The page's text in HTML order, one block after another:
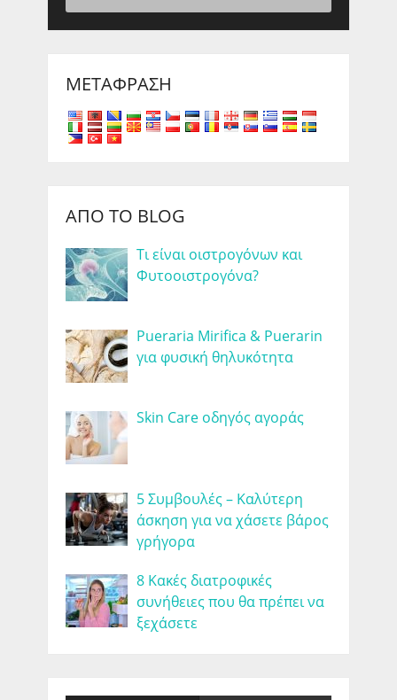
ΜΕΤΆΦΡΑΣΗ
ΑΠΌ ΤΟ BLOG
Τι είναι οιστρογόνων και
Φυτοοιστρογόνα?
Pueraria Mirifica & Puerarin
για φυσική θηλυκότητα
Skin Care οδηγός αγοράς
5 Συμβουλές – Καλύτερη
άσκηση για να χάσετε βάρος
γρήγορα
8 Κακές διατροφικές
συνήθειες που θα πρέπει να
ξεχάσετε